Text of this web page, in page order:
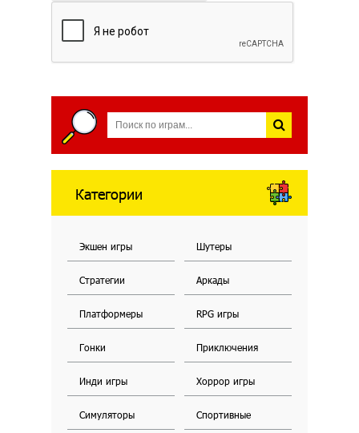
Категории
Экшен игры Шутеры
Стратегии Аркады
Платформеры RPG игры
Гонки Приключения
Инди игры Хоррор игры
Симуляторы Спортивные